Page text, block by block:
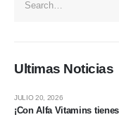
Ultimas Noticias
¡Con Alfa Vitamins
JULIO 20, 2026